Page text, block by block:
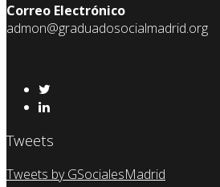
Correo Electrónico
admon@graduadosocialmadrid.org
Tweets
Tweets by GSocialesMadrid